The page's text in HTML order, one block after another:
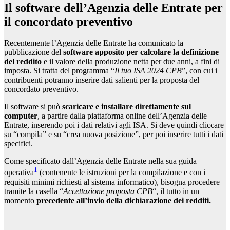
Il software dell’Agenzia delle Entrate per
il concordato preventivo
Recentemente l’Agenzia delle Entrate ha comunicato la
pubblicazione del software apposito per calcolare la definizione
del reddito e il valore della produzione netta per due anni, a fini di
imposta. Si tratta del programma “Il tuo ISA 2024 CPB”, con cui i
contribuenti potranno inserire dati salienti per la proposta del
concordato preventivo.
Il software si può scaricare e installare direttamente sul
computer, a partire dalla piattaforma online dell’Agenzia delle
Entrate, inserendo poi i dati relativi agli ISA. Si deve quindi cliccare
su “compila” e su “crea nuova posizione”, per poi inserire tutti i dati
specifici.
Come specificato dall’Agenzia delle Entrate nella sua guida
operativa1 (contenente le istruzioni per la compilazione e con i
requisiti minimi richiesti al sistema informatico), bisogna procedere
tramite la casella “Accettazione proposta CPB“, il tutto in un
momento precedente all’invio della dichiarazione dei redditi.